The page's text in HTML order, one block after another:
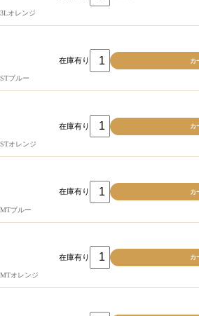
3Lオレンジ
在庫有り
STブルー
在庫有り
STオレンジ
在庫有り
MTブルー
在庫有り
MTオレンジ